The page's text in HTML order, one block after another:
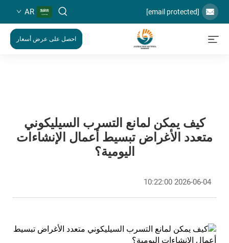
[email protected]
AR
احصل على عرض أسعار
كيف يمكن لمانع التسرب السيليكوني
متعدد الأغراض تبسيط أعمال الإنشاءات
اليومية؟
2026-06-04 10:22:00